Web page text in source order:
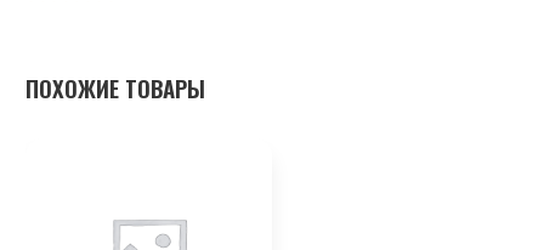
ПОХОЖИЕ ТОВАРЫ